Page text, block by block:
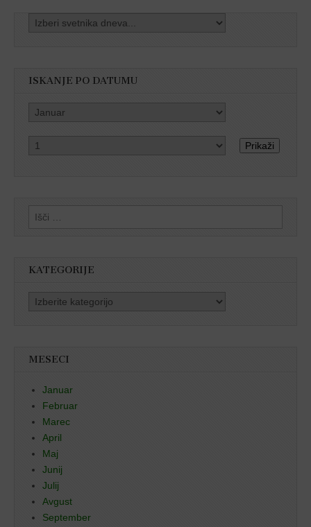
ISKANJE PO DATUMU
Prikaži
Išči:
KATEGORIJE
Kategorije
MESECI
Januar
Februar
Marec
April
Maj
Junij
Julij
Avgust
September